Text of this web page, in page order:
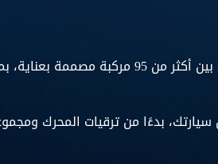
اختر من بين أكثر من 95
بدءًا من ترقيات المحرك